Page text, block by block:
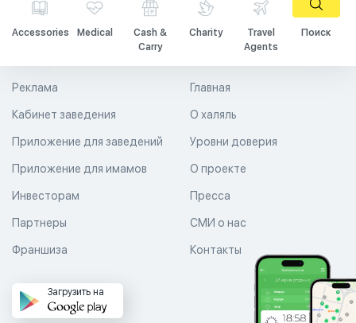
Accessories Medical
Cash &
Carry
Charity
Travel
Agents
Поиск
Главная
О халяль
Уровни доверия
Реклама
Кабинет заведения
Приложение для заведений
Приложение для имамов О проекте
Пресса
СМИ о нас
Контакты
Инвесторам
Партнеры
Франшиза
Загрузить на